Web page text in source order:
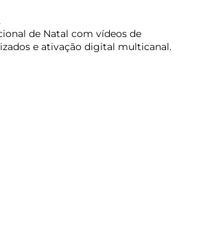
de Natal com vídeos de
e ativação digital multicanal.